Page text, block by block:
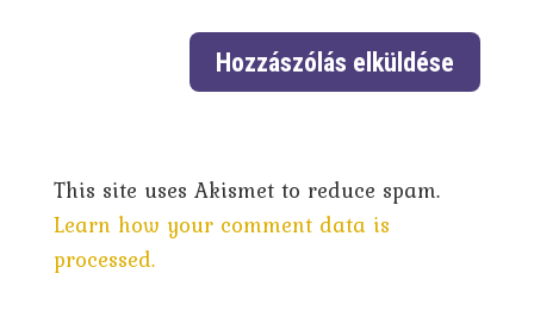
This site uses Akismet to reduce spam.
Learn how your comment data is
processed.